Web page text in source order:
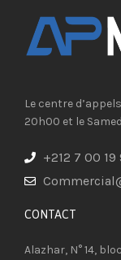
Le centre
20h00 et le
+212 7 00 19
CONTACT​
Alazhar, N° 14,